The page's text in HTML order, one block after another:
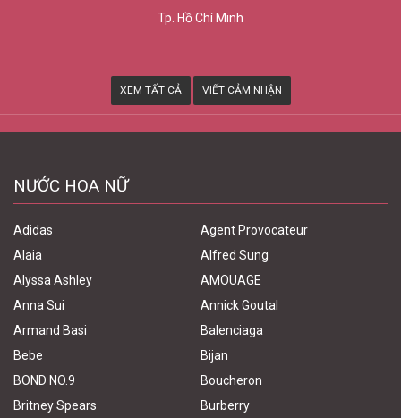
Tp. Hồ Chí Minh
XEM TẤT CẢ VIẾT CẢM NHẬN
NƯỚC HOA NỮ
Adidas
Agent Provocateur
Alaia
Alfred Sung
Alyssa Ashley
AMOUAGE
Anna Sui
Annick Goutal
Armand Basi
Balenciaga
Bebe
Bijan
BOND NO.9
Boucheron
Britney Spears
Burberry